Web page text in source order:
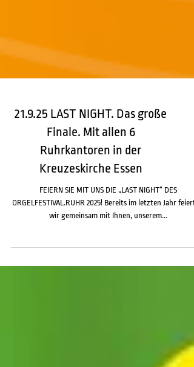
21.9.25 LAST NIGHT. Das große
Finale. Mit allen 6
Ruhrkantoren in der
Kreuzeskirche Essen
ORGELFESTIVAL.RUHR 2025! Bereits im letzten Jahr feierten